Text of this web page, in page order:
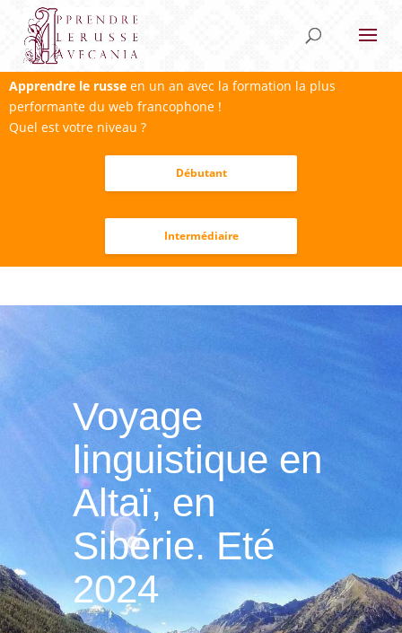
Apprendre le russe en un an avec la formation la plus
performante du web francophone !
Quel est votre niveau ?
Débutant
Intermédiaire
Voyage
linguistique en
Altaï, en
Sibérie. Eté
2024